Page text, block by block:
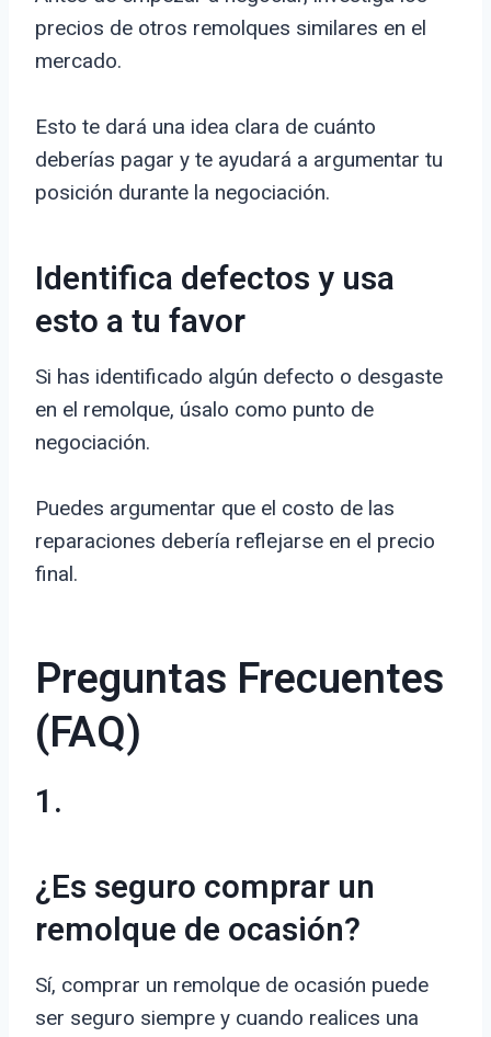
precios de otros remolques similares en el
mercado.
Esto te dará una idea clara de cuánto
deberías pagar y te ayudará a argumentar tu
posición durante la negociación.
Identifica defectos y usa
esto a tu favor
Si has identificado algún defecto o desgaste
en el remolque, úsalo como punto de
negociación.
Puedes argumentar que el costo de las
reparaciones debería reflejarse en el precio
final.
Preguntas Frecuentes
(FAQ)
1.
¿Es seguro comprar un
remolque de ocasión?
Sí, comprar un remolque de ocasión puede
ser seguro siempre y cuando realices una